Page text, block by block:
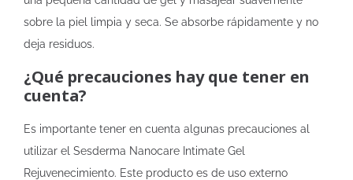
sobre la piel limpia y seca. Se absorbe rápidamente y no
deja residuos.
¿Qué precauciones hay que tener en
cuenta?
Es importante tener en cuenta algunas precauciones al
utilizar el Sesderma Nanocare Intimate Gel
Rejuvenecimiento. Este producto es de uso externo